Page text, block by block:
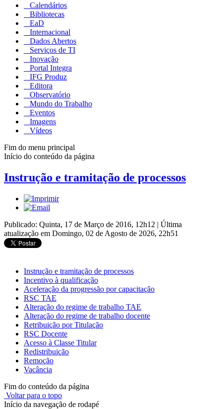
Calendários
Bibliotecas
EaD
Internacional
Dados Abertos
Serviços de TI
Inovação
Portal Integra
IFG Produz
Editora
Observatório
Mundo do Trabalho
Eventos
Imagens
Vídeos
Fim do menu principal
Início do conteúdo da página
Instrução e tramitação de processos
Publicado: Quinta, 17 de Março de 2016, 12h12 | Última
atualização em Domingo, 02 de Agosto de 2026, 22h51
Instrução e tramitação de processos
Incentivo à qualificação
Aceleração da progressão por capacitação
RSC TAE
Alteração do regime de trabalho TAE
Alteração do regime de trabalho docente
Retribuição por Titulação
RSC Docente
Acesso à Classe Titular
Redistribuição
Remoção
Vacância
Fim do conteúdo da página
Voltar para o topo
Início da navegação de rodapé